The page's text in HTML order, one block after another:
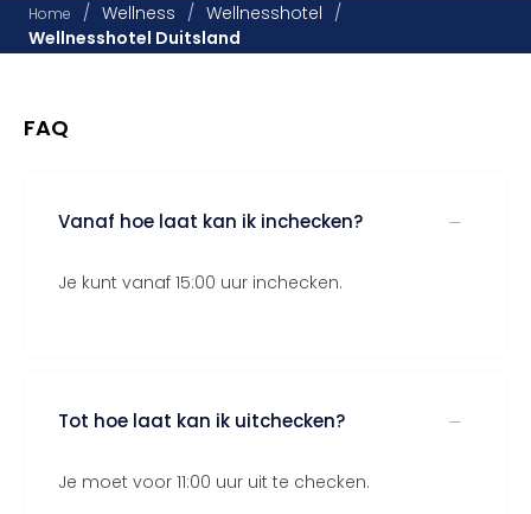
Home / Wellness / Wellnesshotel /
Wellnesshotel Duitsland
FAQ
Vanaf hoe laat kan ik inchecken?
Je kunt vanaf 15:00 uur inchecken.
Tot hoe laat kan ik uitchecken?
Je moet voor 11:00 uur uit te checken.